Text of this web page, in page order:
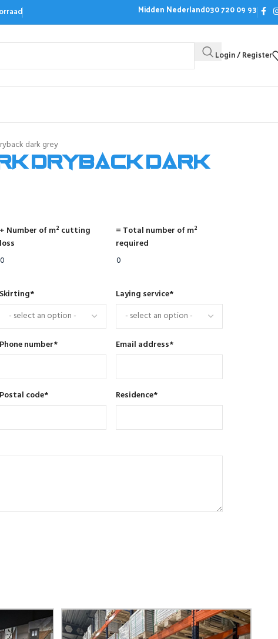
Midden Nederland030 720 09 93
Login / Register
dark grey
dryback dark
+ Number of m² cutting
loss
= Total number of m²
required
Skirting* Laying service*
Phone number* Email address*
Postal code* Residence*